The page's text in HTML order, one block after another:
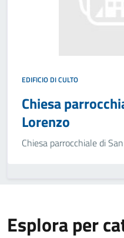
EDIFICIO DI CULTO
Chiesa
Lorenzo
Chiesa parrocchiale di
Esplora per